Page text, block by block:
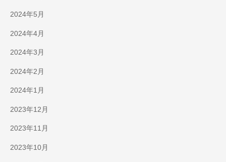
2024年5月
2024年4月
2024年3月
2024年2月
2024年1月
2023年12月
2023年11月
2023年10月